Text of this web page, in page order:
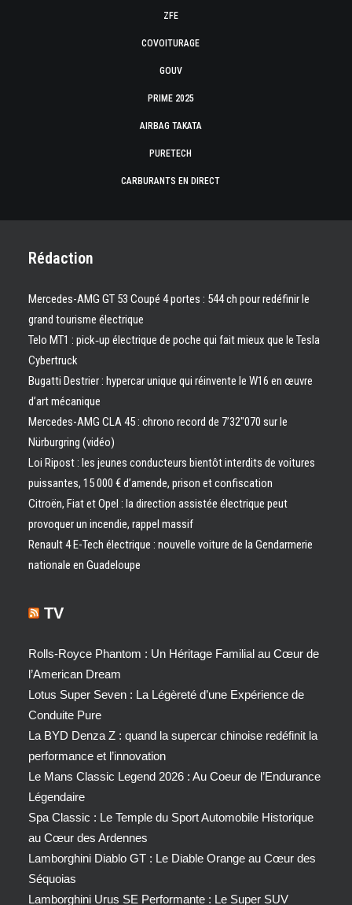
ZFE
COVOITURAGE
GOUV
PRIME 2025
AIRBAG TAKATA
PURETECH
CARBURANTS EN DIRECT
Rédaction
Mercedes-AMG GT 53 Coupé 4 portes : 544 ch pour redéfinir le
grand tourisme électrique
Telo MT1 : pick‑up électrique de poche qui fait mieux que le Tesla
Cybertruck
Bugatti Destrier : hypercar unique qui réinvente le W16 en œuvre
d’art mécanique
Mercedes-AMG CLA 45 : chrono record de 7’32″070 sur le
Nürburgring (vidéo)
Loi Ripost : les jeunes conducteurs bientôt interdits de voitures
puissantes, 15 000 € d’amende, prison et confiscation
Citroën, Fiat et Opel : la direction assistée électrique peut
provoquer un incendie, rappel massif
Renault 4 E-Tech électrique : nouvelle voiture de la Gendarmerie
nationale en Guadeloupe
TV
Rolls-Royce Phantom : Un Héritage Familial au Cœur de
l’American Dream
Lotus Super Seven : La Légèreté d’une Expérience de
Conduite Pure
La BYD Denza Z : quand la supercar chinoise redéfinit la
performance et l’innovation
Le Mans Classic Legend 2026 : Au Coeur de l’Endurance
Légendaire
Spa Classic : Le Temple du Sport Automobile Historique
au Cœur des Ardennes
Lamborghini Diablo GT : Le Diable Orange au Cœur des
Séquoias
Lamborghini Urus SE Performante : Le Super SUV